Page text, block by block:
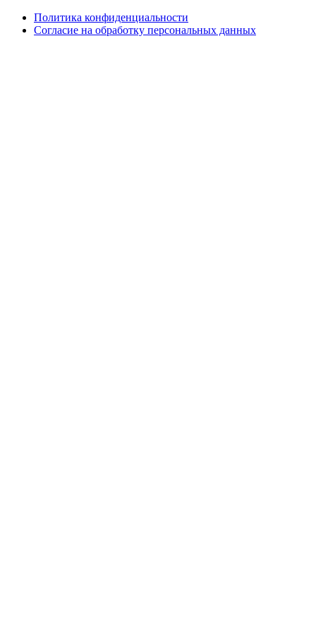
Политика конфиденциальности
Согласие на обработку персональных данных